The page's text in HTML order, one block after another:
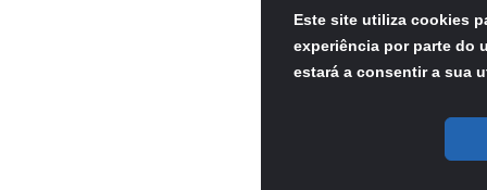
Este site utiliza cookies
experiência por parte do
estará a consentir a sua